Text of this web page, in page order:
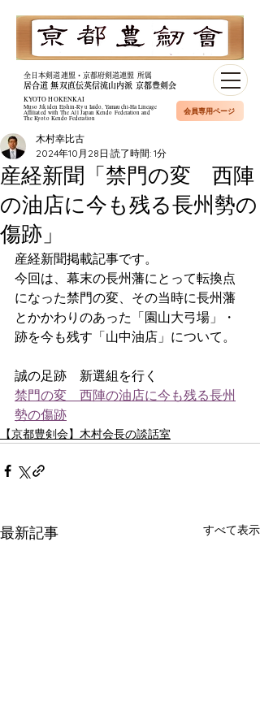
全日本剣道連盟・京都府剣道連盟 所属
居合道 無双直伝英信流山内派 京都豊剣会
KYOTO HOKENKAI
Muso Jikiden Eishin-Ryu Iaido, Yamauchi-Ha Lineage​
Affiliated with The All Japan Kendo Federation and
The Kyoto Kendo Federation
会員専用ページ
産経新聞「禁門の変 西陣
の油店に今も残る長州勢の
傷跡」
木村幸比古
2024年10月28日 読了時間: 1分
産経新聞掲載記事です。
今回は、幕末の長州藩にとって転換点
になった禁門の変、その当時に長州藩
とかかわりのあった「園山大弓場 」・
跡を今も残す 「山中油店」 について。
誠の足跡　新選組を行く
禁門の変　西陣の油店に今も残る長州
勢の傷跡
【京都豊剣会】​木村会長の談話室
最新記事 すべて表示